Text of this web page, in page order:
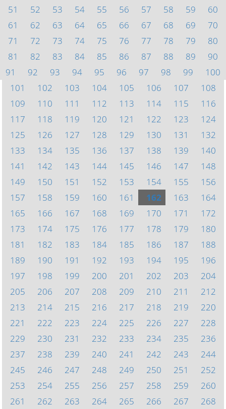
51
52 53 54 55 56 57 58 59
60
61
62 63 64 65 66 67 68 69
70
71
72 73 74 75 76 77 78 79
80
81
82 83 84 85 86 87 88 89
90
91
92 93 94 95 96 97 98 99
100
101
102 103 104 105 106 107
108
109
110 111 112 113 114 115
116
117
118 119 120 121 122 123
124
125
126 127 128 129 130 131
132
133
134 135 136 137 138 139
140
141
142 143 144 145 146 147
148
149
150 151 152 153 154 155
156
157
158 159 160 161 162 163
164
165
166 167 168 169 170 171
172
173
174 175 176 177 178 179
180
181
182 183 184 185 186 187
188
189
190 191 192 193 194 195
196
197
198 199 200 201 202 203
204
205
206 207 208 209 210 211
212
213
214 215 216 217 218 219
220
221
222 223 224 225 226 227
228
229
230 231 232 233 234 235
236
237
238 239 240 241 242 243
244
245
246 247 248 249 250 251
252
253
254 255 256 257 258 259
260
261
262 263 264 265 266 267
268